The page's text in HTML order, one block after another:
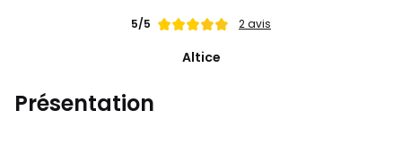
Note
5/5 2 avis
Altice
Présentation